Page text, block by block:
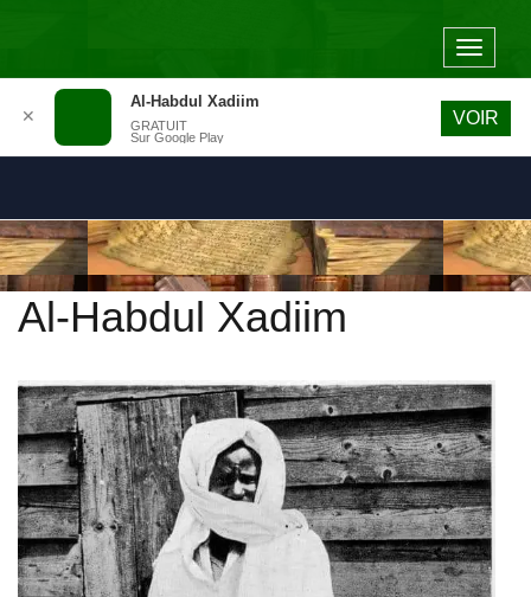
Toggle
Al-Habdul Xadiim
✕
Al-Habdul Xadiim
GRATUIT
Sur Google Play
VOIR